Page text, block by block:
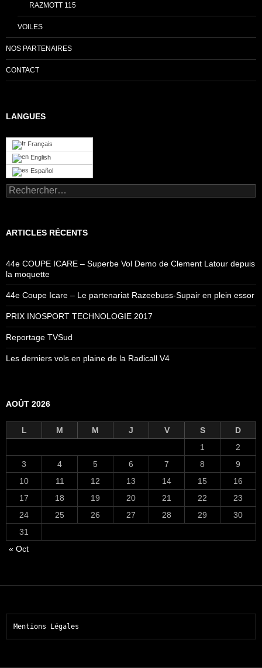
RAZMOTT 115
VOILES
NOS PARTENAIRES
CONTACT
LANGUES
Français
English
Español
Rechercher :
ARTICLES RÉCENTS
44e COUPE ICARE – Superbe Vol Demo de Clement Latour depuis
la moquette
44e Coupe Icare – Le partenariat Razeebuss-Supair en plein essor
PRIX INOSPORT TECHNOLOGIE 2017
Reportage TVSud
Les derniers vols en plaine de la Radicall V4
AOÛT 2026
L M M J V S
D
1
2
3
4 5 6 7 8
9
10
11 12 13 14 15
16
17
18 19 20 21 22
23
24
25 26 27 28 29
30
31
« Oct
Mentions Légales